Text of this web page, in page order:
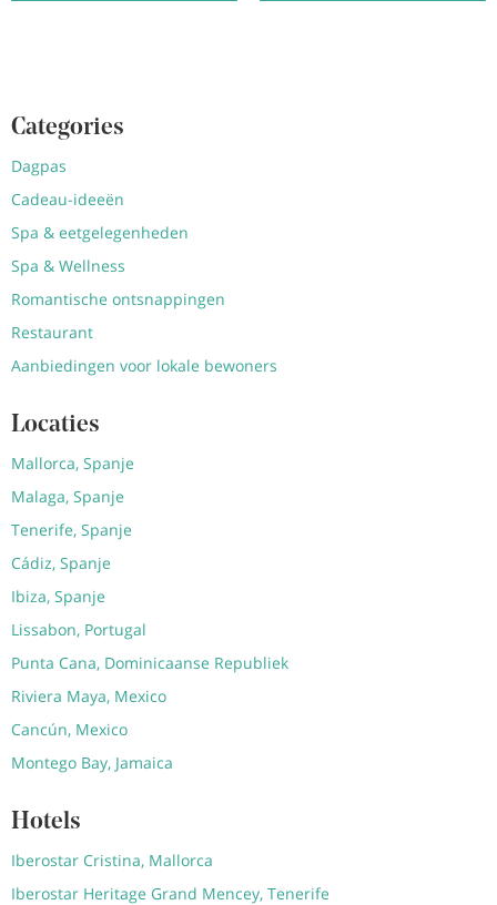
Categories
Dagpas
Cadeau-ideeën
Spa & eetgelegenheden
Spa & Wellness
Romantische ontsnappingen
Restaurant
Aanbiedingen voor lokale bewoners
Locaties
Mallorca, Spanje
Malaga, Spanje
Tenerife, Spanje
Cádiz, Spanje
Ibiza, Spanje
Lissabon, Portugal
Punta Cana, Dominicaanse Republiek
Riviera Maya, Mexico
Cancún, Mexico
Montego Bay, Jamaica
Hotels
Iberostar Cristina, Mallorca
Iberostar Heritage Grand Mencey, Tenerife